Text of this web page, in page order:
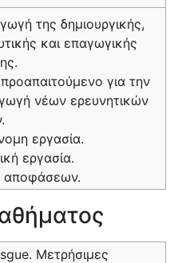
της δημιουργικής,
και επαγωγικής
προαπαιτούμενο για την
νέων ερευνητικών
εργασία.
εργασία.
αποφάσεων.
Mετρήσιμες